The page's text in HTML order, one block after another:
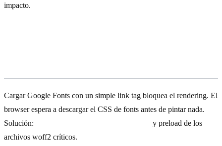
impacto.
Cargar Google Fonts con un simple link tag bloquea el rendering. El
browser espera a descargar el CSS de fonts antes de pintar nada.
Solución:
y preload de los
archivos woff2 críticos.